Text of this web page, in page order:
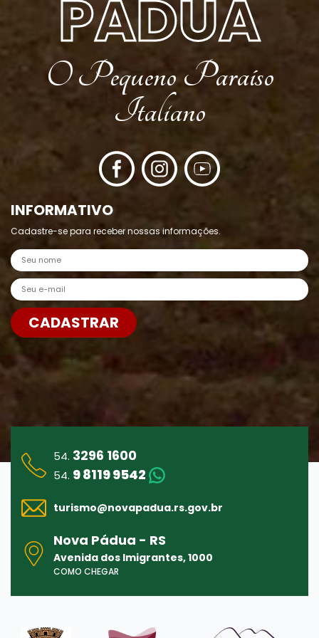
PÁDUA
O Pequeno Paraíso
Italiano
INFORMATIVO
Cadastre-se para receber nossas informações.
Nome
E-mail
CADASTRAR
Enviar
54. 3296 1600
54. 9 8119 9542
turismo@novapadua.rs.gov.br
Nova Pádua - RS
Avenida dos Imigrantes, 1000
COMO CHEGAR